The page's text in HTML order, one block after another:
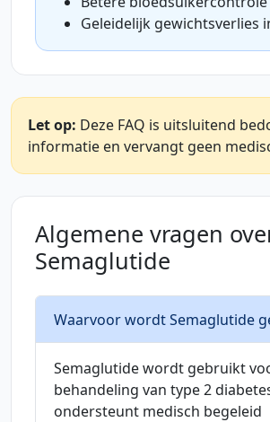
Geleidelijk gewichtsverlies
Let op: Deze FAQ is uitsluitend
informatie en vervangt geen
Algemene vragen
Semaglutide
Waarvoor wordt Semaglutide
Semaglutide wordt gebruikt
behandeling van type 2
ondersteunt medisch begeleid